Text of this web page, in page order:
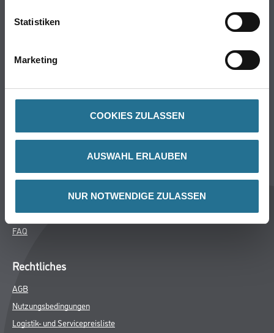
Statistiken
Marketing
COOKIES ZULASSEN
AUSWAHL ERLAUBEN
NUR NOTWENDIGE ZULASSEN
Wand- & Deckenbeläge
Hersteller
Unternehmen
Service
Sortiment
FAQ
Rechtliches
AGB
Nutzungsbedingungen
Logistik- und Servicepreisliste